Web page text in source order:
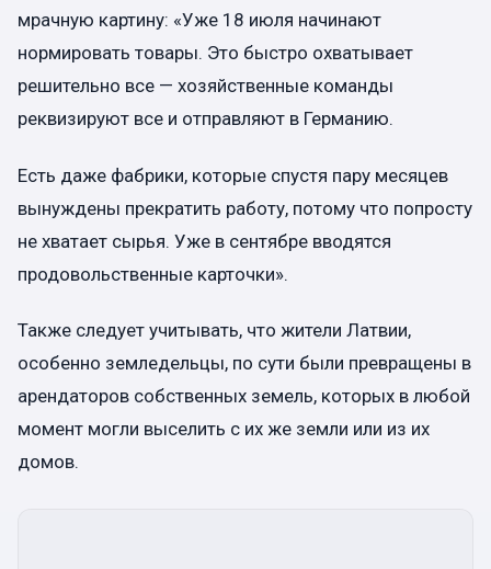
мрачную картину: «Уже 18 июля начинают
нормировать товары. Это быстро охватывает
решительно все — хозяйственные команды
реквизируют все и отправляют в Германию.
Есть даже фабрики, которые спустя пару месяцев
вынуждены прекратить работу, потому что попросту
не хватает сырья. Уже в сентябре вводятся
продовольственные карточки».
Также следует учитывать, что жители Латвии,
особенно земледельцы, по сути были превращены в
арендаторов собственных земель, которых в любой
момент могли выселить с их же земли или из их
домов.